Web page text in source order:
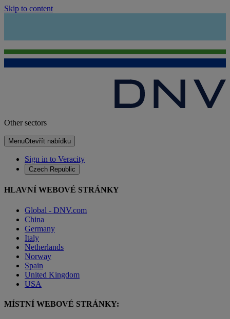
Skip to content
Other sectors
MenuOtevřít nabídku
Sign in to Veracity
Czech Republic
HLAVNÍ WEBOVÉ STRÁNKY
Global - DNV.com
China
Germany
Italy
Netherlands
Norway
Spain
United Kingdom
USA
MÍSTNÍ WEBOVÉ STRÁNKY: